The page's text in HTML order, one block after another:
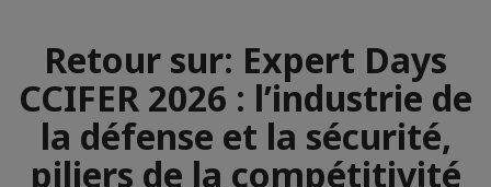
Retour sur: Expert Days
CCIFER 2026 : l’industrie de
la défense et la sécurité,
piliers de la compétitivité